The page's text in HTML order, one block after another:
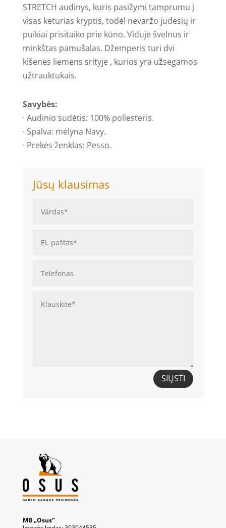
STRETCH audinys, kuris pasižymi tamprumu į
visas keturias kryptis, todėl nevaržo judesių ir
puikiai prisitaiko prie kūno. Viduje švelnus ir
minkštas pamušalas. Džemperis turi dvi
kišenes liemens srityje , kurios yra užsegamos
užtrauktukais.
Savybės:
· Audinio sudėtis: 100% poliesteris.
· Spalva: mėlyna Navy.
· Prekės ženklas: Pesso.
Jūsų klausimas
SIŲSTI
MB „Osus“